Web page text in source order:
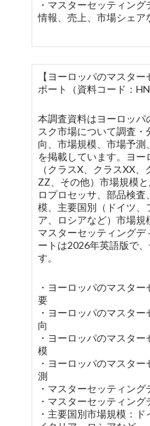
・マスターセッティン
情報、売上、市場シェア
【ヨーロッパのマスタ
ポート（資料コード：
本調査資料はヨーロッパ
スク市場について調査
向、市場規模、市場予
を掲載しています。ヨ
（クラスX、クラスXX
ZZ、その他）市場規模
ロプロセッサ、部品検
模、主要国別（ドイツ、
ア、ロシアなど）市場規
マスターセッティング
ートは2026年英語版で
す。
・ヨーロッパのマスタ
要
・ヨーロッパのマスタ
向
・ヨーロッパのマスタ
模
・ヨーロッパのマスタ
測
・マスターセッティン
・マスターセッティン
・主要国別市場規模：ド